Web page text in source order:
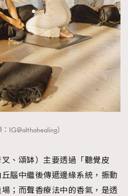
IG@althahealing）
、頌缽）主要透過「聽覺皮
腦中繼後傳遞邊緣系統，振動
；而聲香療法中的香氣，是透